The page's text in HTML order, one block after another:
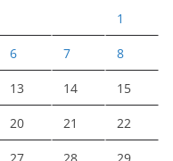
1
6 7 8
13 14 15
20 21 22